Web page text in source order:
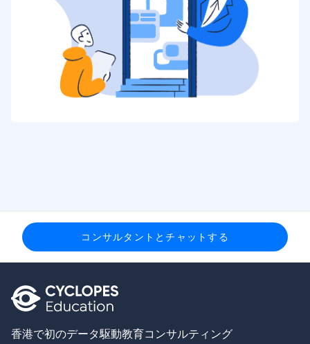
コンサルタントとチャットする
香港で初のデータ駆動教育コンサルティング